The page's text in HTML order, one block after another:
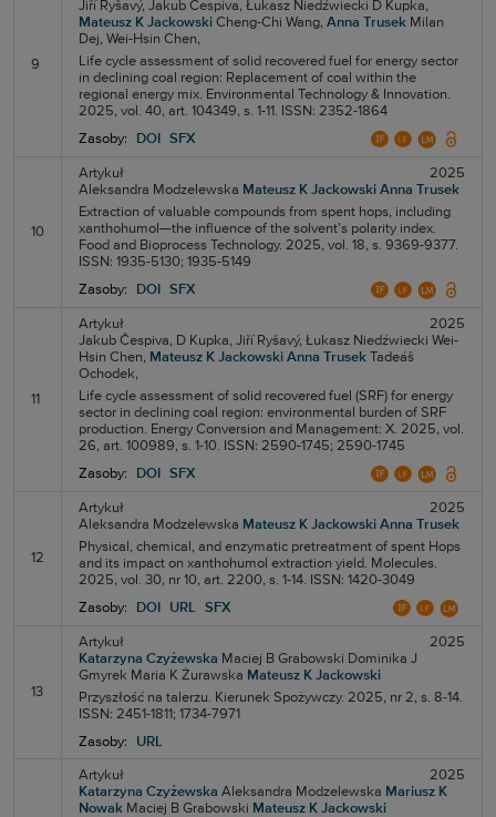
9
Jiří Ryšavý, Jakub Čespiva, Łukasz Niedźwiecki D Kupka,
Mateusz K Jackowski Cheng-Chi Wang, Anna Trusek Milan
Dej, Wei-Hsin Chen,
Life cycle assessment of solid recovered fuel for energy sector
in declining coal region: Replacement of coal within the
regional energy mix. Environmental Technology & Innovation.
2025, vol. 40, art. 104349, s. 1-11. ISSN: 2352-1864
Zasoby:
DOI SFX
10
Artykuł
2025
Aleksandra Modzelewska Mateusz K Jackowski Anna Trusek
Extraction of valuable compounds from spent hops, including
xanthohumol—the influence of the solvent’s polarity index.
Food and Bioprocess Technology. 2025, vol. 18, s. 9369-9377.
ISSN: 1935-5130; 1935-5149
Zasoby:
DOI SFX
11
Artykuł
2025
Jakub Čespiva, D Kupka, Jiří Ryšavý, Łukasz Niedźwiecki Wei-
Hsin Chen, Mateusz K Jackowski Anna Trusek Tadeáš
Ochodek,
Life cycle assessment of solid recovered fuel (SRF) for energy
sector in declining coal region: environmental burden of SRF
production. Energy Conversion and Management: X. 2025, vol.
26, art. 100989, s. 1-10. ISSN: 2590-1745; 2590-1745
Zasoby:
DOI SFX
12
Artykuł
2025
Aleksandra Modzelewska Mateusz K Jackowski Anna Trusek
Physical, chemical, and enzymatic pretreatment of spent Hops
and its impact on xanthohumol extraction yield. Molecules.
2025, vol. 30, nr 10, art. 2200, s. 1-14. ISSN: 1420-3049
Zasoby:
DOI URL SFX
13
Artykuł
2025
Katarzyna Czyżewska Maciej B Grabowski Dominika J
Gmyrek Maria K Żurawska Mateusz K Jackowski
Przyszłość na talerzu. Kierunek Spożywczy. 2025, nr 2, s. 8-14.
ISSN: 2451-1811; 1734-7971
Zasoby:
URL
Artykuł
2025
Katarzyna Czyżewska Aleksandra Modzelewska Mariusz K
Nowak Maciej B Grabowski Mateusz K Jackowski